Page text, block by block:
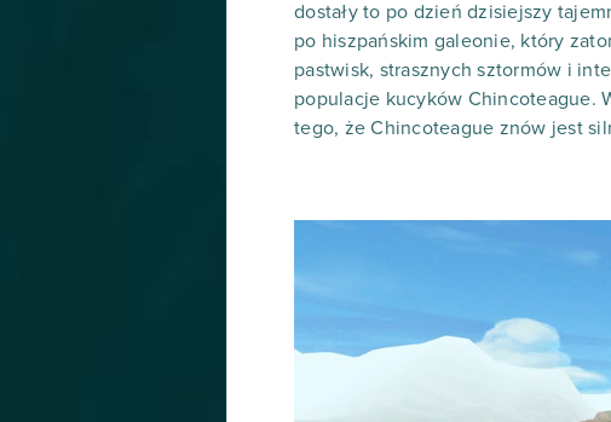
dostały to po dzień dzisiejszy
po hiszpańskim galeonie, który
pastwisk, strasznych sztormów i
populacje kucyków Chincoteague.
tego, że Chincoteague znów jest